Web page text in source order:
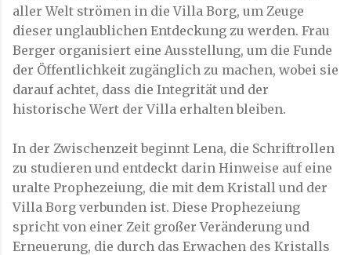
aller Welt strömen in die Villa Borg, um Zeuge
dieser unglaublichen Entdeckung zu werden. Frau
Berger organisiert eine Ausstellung, um die Funde
der Öffentlichkeit zugänglich zu machen, wobei sie
darauf achtet, dass die Integrität und der
historische Wert der Villa erhalten bleiben.
In der Zwischenzeit beginnt Lena, die Schriftrollen
zu studieren und entdeckt darin Hinweise auf eine
uralte Prophezeiung, die mit dem Kristall und der
Villa Borg verbunden ist. Diese Prophezeiung
spricht von einer Zeit großer Veränderung und
Erneuerung, die durch das Erwachen des Kristalls